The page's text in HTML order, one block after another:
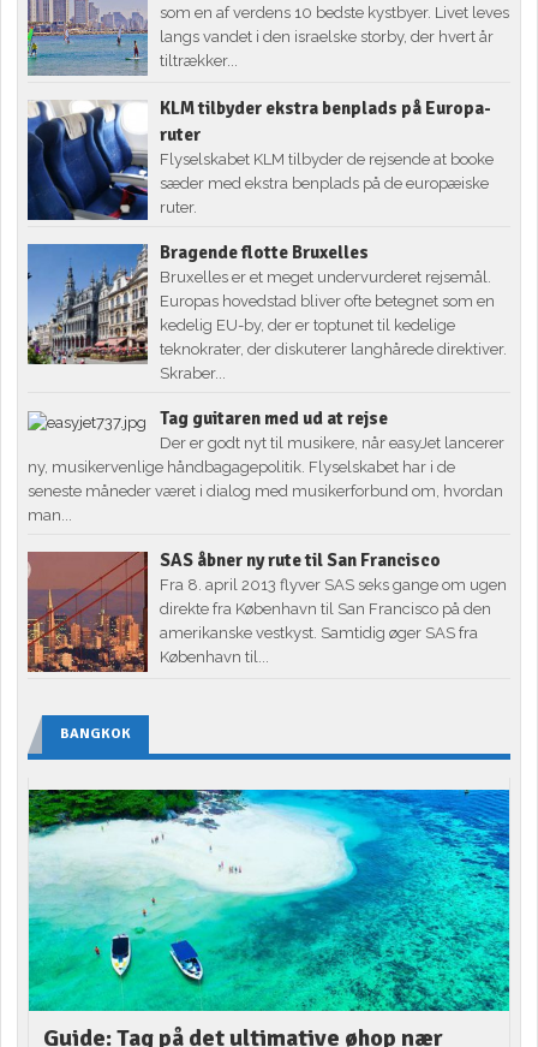
som en af verdens 10 bedste kystbyer. Livet leves
langs vandet i den israelske storby, der hvert år
tiltrækker...
KLM tilbyder ekstra benplads på Europa-
ruter
Flyselskabet KLM tilbyder de rejsende at booke
sæder med ekstra benplads på de europæiske
ruter.
Bragende flotte Bruxelles
Bruxelles er et meget undervurderet rejsemål.
Europas hovedstad bliver ofte betegnet som en
kedelig EU-by, der er toptunet til kedelige
teknokrater, der diskuterer langhårede direktiver.
Skraber...
Tag guitaren med ud at rejse
Der er godt nyt til musikere, når easyJet lancerer
ny, musikervenlige håndbagagepolitik. Flyselskabet har i de
seneste måneder været i dialog med musikerforbund om, hvordan
man...
SAS åbner ny rute til San Francisco
Fra 8. april 2013 flyver SAS seks gange om ugen
direkte fra København til San Francisco på den
amerikanske vestkyst. Samtidig øger SAS fra
København til...
BANGKOK
Guide: Tag på det ultimative øhop nær